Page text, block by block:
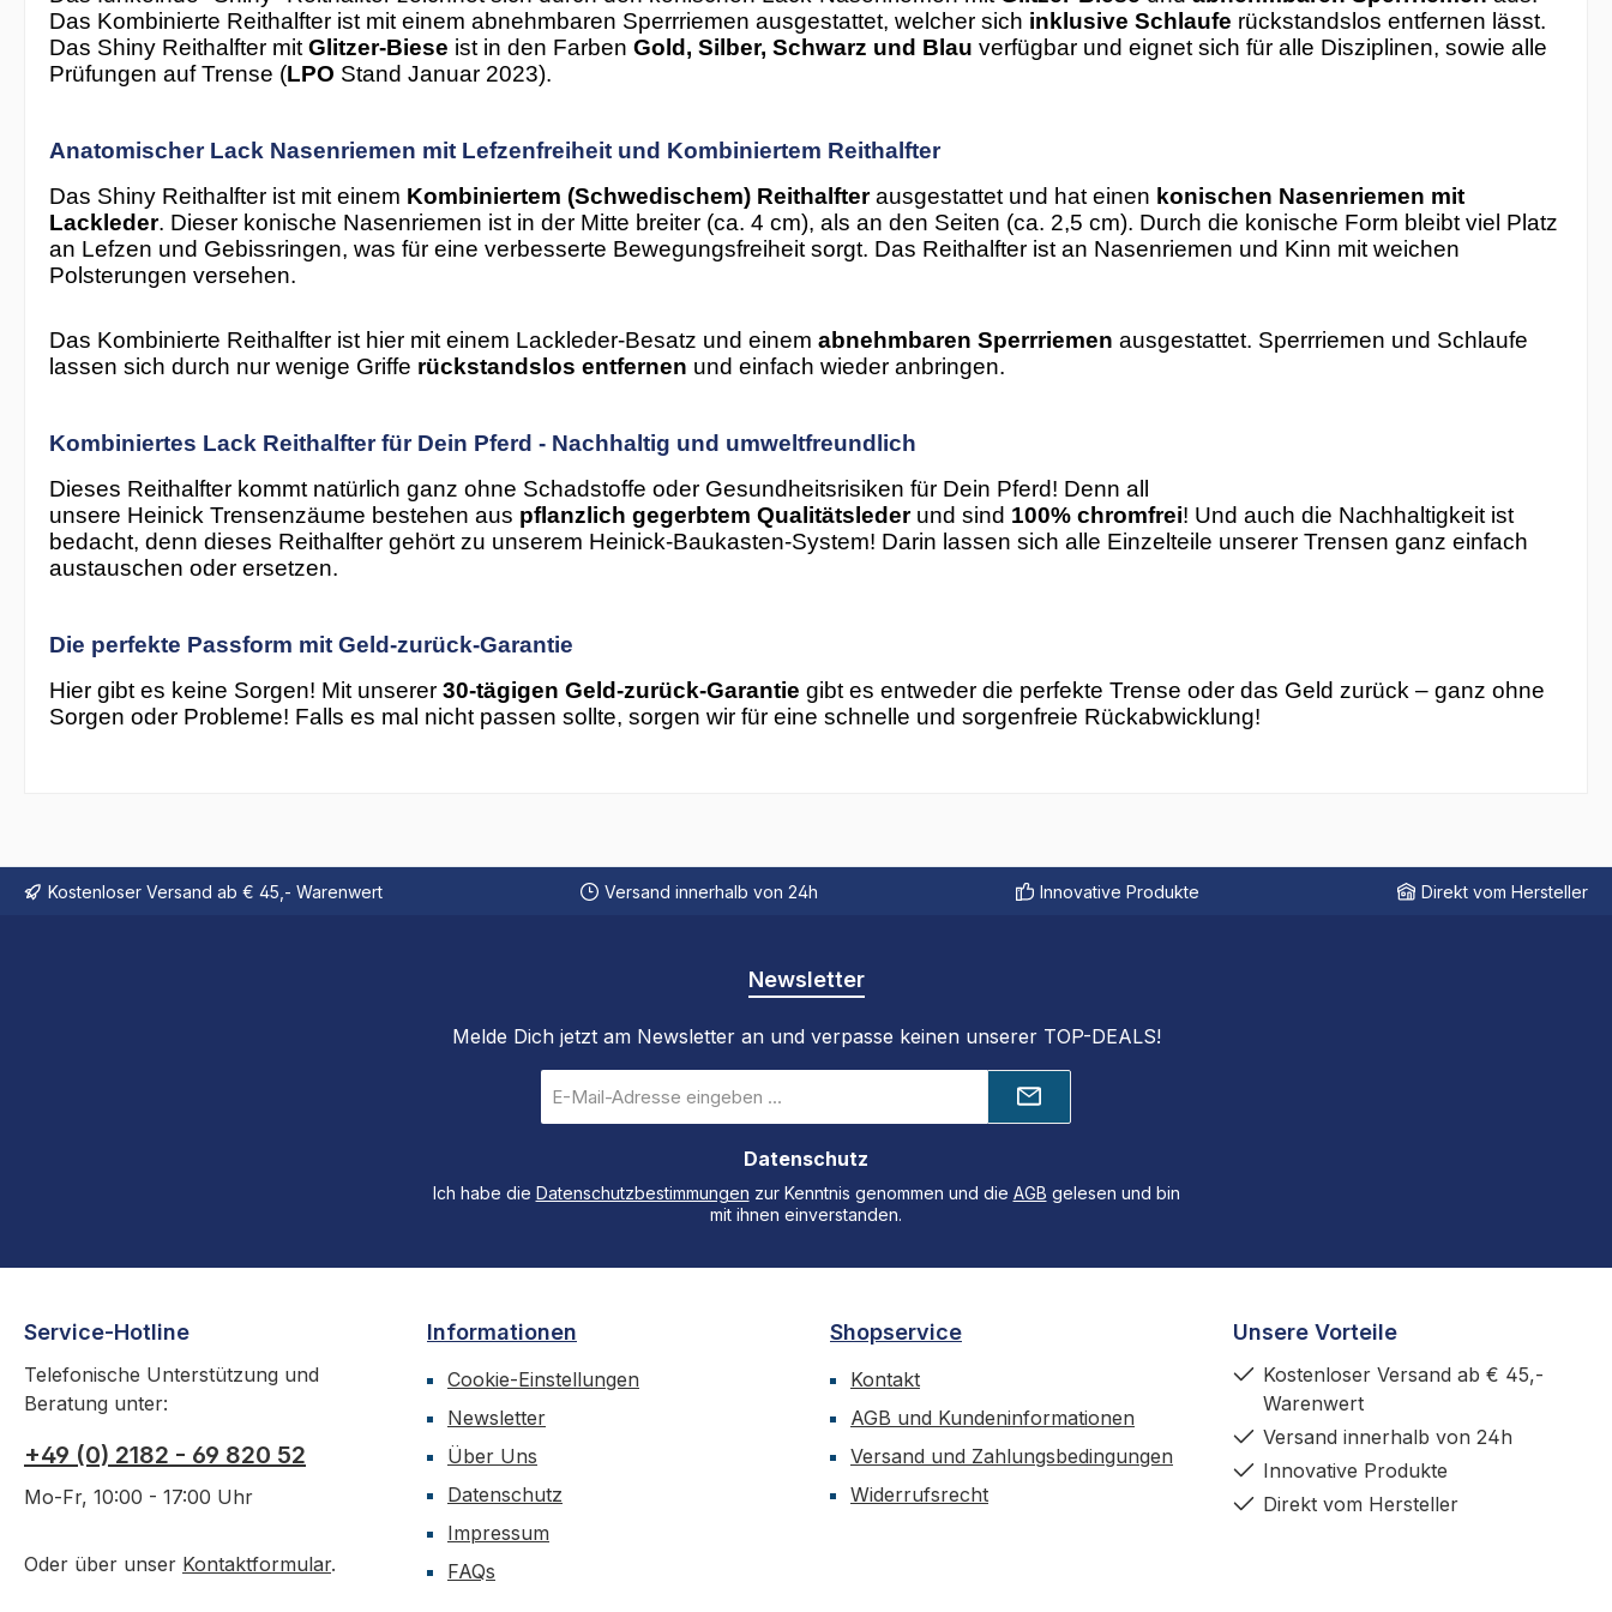
Das Kombinierte Reithalfter ist mit einem abnehmbaren Sperrriemen ausgestattet, welcher sich inklusive Schlaufe rückstandslos entfernen lässt.
Das Shiny Reithalfter mit Glitzer-Biese ist in den Farben Gold, Silber, Schwarz und Blau verfügbar und eignet sich für alle Disziplinen, sowie alle
Prüfungen auf Trense (LPO Stand Januar 2023).
Anatomischer Lack Nasenriemen mit Lefzenfreiheit und Kombiniertem Reithalfter
Das Shiny Reithalfter ist mit einem Kombiniertem (Schwedischem) Reithalfterausgestattet und hat einen konischen Nasenriemen mit
Lackleder. Dieser konische Nasenriemen ist in der Mitte breiter (ca. 4 cm), als an den Seiten (ca. 2,5 cm). Durch die konische Form bleibt viel Platz
an Lefzen und Gebissringen, was für eine verbesserte Bewegungsfreiheit sorgt. Das Reithalfter ist an Nasenriemen und Kinn mit weichen
Polsterungen versehen.
Das Kombinierte Reithalfter ist hier mit einem Lackleder-Besatz und einem abnehmbaren Sperrriemen ausgestattet. Sperrriemen und Schlaufe
lassen sich durch nur wenige Griffe rückstandslos entfernen und einfach wieder anbringen.
Kombiniertes Lack Reithalfter für Dein Pferd - Nachhaltig und umweltfreundlich
Dieses Reithalfter kommt natürlich ganz ohne Schadstoffe oder Gesundheitsrisiken für Dein Pferd! Denn all
unsere Heinick Trensenzäume bestehen aus pflanzlich gegerbtem Qualitätslederund sind 100% chromfrei! Und auch die Nachhaltigkeit ist
bedacht, denn dieses Reithalfter gehört zu unserem Heinick-Baukasten-System! Darin lassen sich alle Einzelteile unserer Trensen ganz einfach
austauschen oder ersetzen.
Die perfekte Passform mit Geld-zurück-Garantie
Hier gibt es keine Sorgen! Mit unserer 30-tägigen Geld-zurück-Garantie gibt es entweder die perfekte Trense oder das Geld zurück – ganz ohne
Sorgen oder Probleme! Falls es mal nicht passen sollte, sorgen wir für eine schnelle und sorgenfreie Rückabwicklung!
Kostenloser Versand ab € 45,- Warenwert Versand innerhalb von 24h Innovative Produkte Direkt vom Hersteller
Newsletter
Melde Dich jetzt am Newsletter an und verpasse keinen unserer TOP-DEALS!
Mail-
Datenschutz
Ich habe die Datenschutzbestimmungen zur Kenntnis genommen und die AGB gelesen und bin
mit ihnen einverstanden.
Service-Hotline
Telefonische Unterstützung und
Beratung unter:
+49 (0) 2182 - 69 820 52
Mo-Fr, 10:00 - 17:00 Uhr
Oder über unser Kontaktformular.
Informationen
Cookie-Einstellungen
Newsletter
Über Uns
Datenschutz
Impressum
FAQs
Shopservice
Kontakt
AGB und Kundeninformationen
Versand und Zahlungsbedingungen
Widerrufsrecht
Unsere Vorteile
Kostenloser Versand ab € 45,-
Warenwert
Versand innerhalb von 24h
Innovative Produkte
Direkt vom Hersteller